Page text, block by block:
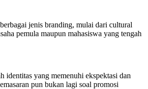
jenis branding, mulai dari cultural
pemula maupun mahasiswa yang tengah
identitas yang memenuhi ekspektasi dan
pun bukan lagi soal promosi